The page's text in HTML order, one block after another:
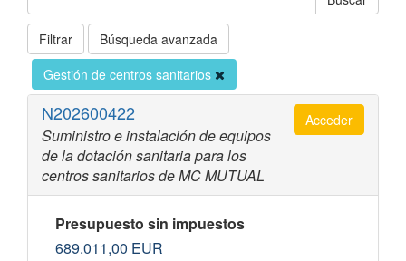
Filtrar
Búsqueda avanzada
Gestión de centros sanitarios
N202600422
Suministro e instalación de equipos
de la dotación sanitaria para los
centros sanitarios de MC MUTUAL
Acceder
Presupuesto sin impuestos
689.011,00 EUR